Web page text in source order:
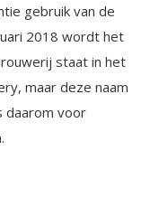
gebruik van de
2018 wordt het
staat in het
maar deze naam
daarom voor